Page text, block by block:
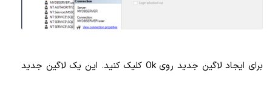
برای ایجاد لاگین جدید روی Ok کلیک کنید. این یک لاگین جدید